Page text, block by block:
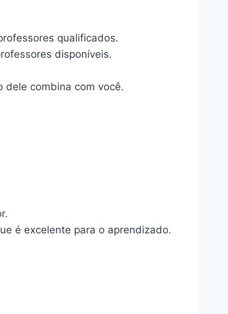
qualificados.
disponíveis.
dele combina com você.
é excelente para o aprendizado.